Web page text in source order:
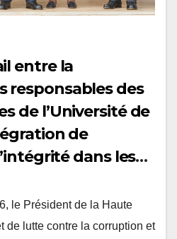
entre la
responsables des
de l’Université de
de
dans les
au Togo
le Président de la Haute
lutte contre la corruption et
(HAPLUCIA), Monsieur ABA